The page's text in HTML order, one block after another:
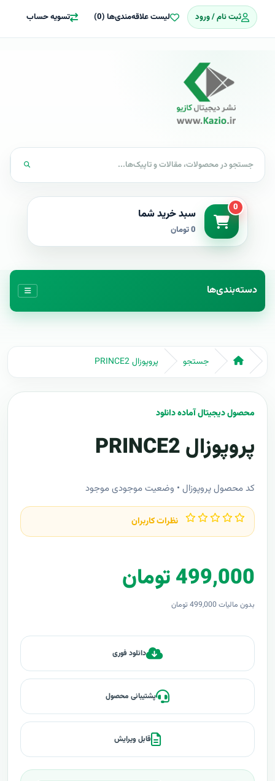
ثبت نام / ورود لیست علاقه‌مندی‌ها (0) تسویه حساب
0 سبد خرید شما
0 تومان
دسته‌بندی‌ها
جستجو پروپوزال PRINCE2
محصول دیجیتال آماده دانلود
پروپوزال PRINCE2
کد محصول پروپوزال • وضعیت موجودی موجود
نظرات کاربران
499,000 تومان
بدون مالیات 499,000 تومان
دانلود فوری
پشتیبانی محصول
قابل ویرایش